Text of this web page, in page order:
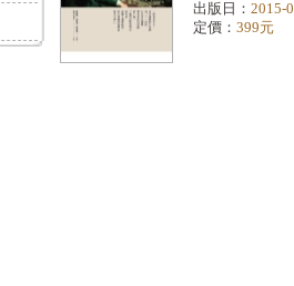
出版日： 2015-
定價： 399元